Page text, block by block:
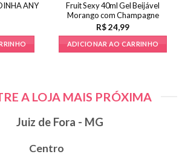
ANY
Fruit Sexy 40ml Gel Beijável
Morango com Champagne
R$24,99
ADICIONAR AO CARRINHO
A LOJA MAIS PRÓXIMA
Juiz de Fora - MG
Centro